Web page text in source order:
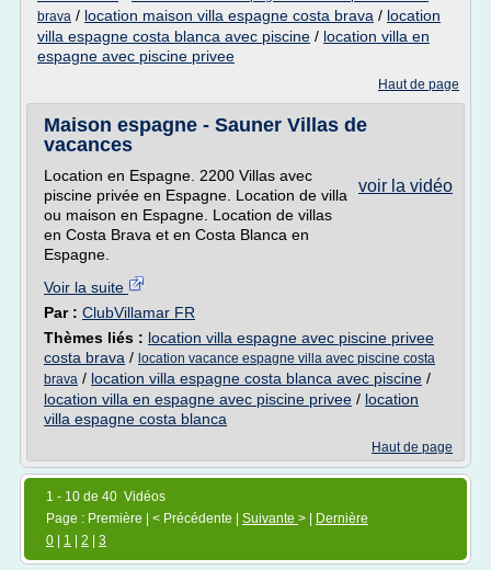
brava / location maison villa espagne costa brava / location
villa espagne costa blanca avec piscine / location villa en
espagne avec piscine privee
Haut de page
Maison espagne - Sauner Villas de
vacances
voir la vidéo
Location en Espagne. 2200 Villas avec
piscine privée en Espagne. Location de villa
ou maison en Espagne. Location de villas
en Costa Brava et en Costa Blanca en
Espagne.
Voir la suite
Par : ClubVillamar FR
Thèmes liés : location villa espagne avec piscine privee
costa brava / location vacance espagne villa avec piscine costa
brava / location villa espagne costa blanca avec piscine /
location villa en espagne avec piscine privee / location
villa espagne costa blanca
Haut de page
1 - 10 de 40 Vidéos
Page : Première | < Précédente | Suivante > |
Dernière
0
1 2 3